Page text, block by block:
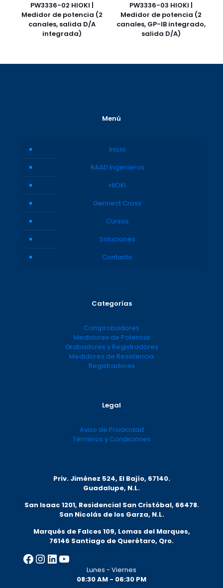
PW3336-02 HIOKI |
Medidor de potencia (2
canales, salida D/A
integrada)
PW3336-03 HIOKI |
Medidor de potencia (2
canales, GP-IB integrado,
salida D/A)
Menú
Inicio
RAAD Ingenieros
HIOKI
Gennect Cross
Cursos
Soluciones
Contacto
Categorías
Comprobadores
Medidores de Potencia
Grabadores y Registradores
Medidores de Resistencia
Registradores
Legal
Aviso de Privacidad
Términos y Condiciones
Priv. Jiménez 524, El Bajío, 67140.
Guadalupe, N.L.
San Isaac 1201, Residencial San Cristóbal, 66478.
San Nicolás de los Garza, N.L.
Marqués de Falces 109, Lomas del Marques,
76146 Santiago de Querétaro, Qro.
Facebook
Instagram
LinkedIn
YouTube
Lunes - Viernes
08:30 AM - 06:30 PM